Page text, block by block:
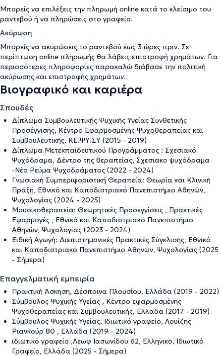
Μπορείς να επιλέξεις την πληρωμή online κατά το κλείσιμο του
ραντεβού ή να πληρώσεις στο γραφείο.
Ακύρωση
Μπορείς να ακυρώσεις το ραντεβού έως 3 ώρες πριν. Σε
περίπτωση online πληρωμής θα λάβεις επιστροφή χρημάτων. Για
περισσότερες πληροφορίες παρακαλώ διάβασε την πολιτική
ακύρωσης και επιστροφής χρημάτων.
Βιογραφικό και καριέρα
Σπουδές
Δίπλωμα Συμβουλευτικής Ψυχικής Υγείας Συνθετικής
Προσέγγισης, Κέντρο Εφαρμοσμένης Ψυχοθεραπείας και
Συμβουλευτικής, ΚΕ.ΨΥ.ΣΥ (2015 - 2019)
Δίπλωμα Μετεκπαιδευτικού Προγράμματος : Σχεσιακό
Ψυχόδραμα, Δέντρο της θεραπείας, Σχεσιακο ψυχόδραμα
-Νέο Ρεύμα Ψυχοδράματος (2022 - 2024)
Γνωσιακή Συμπεριφοριστική Θεραπεία: Θεωρία και Κλινική
Πράξη, Εθνικό και Καποδιστριακό Πανεπιστήμιο Αθηνών,
Ψυχολογίας (2024 - 2025)
Μουσικοθεραπεία: Θεωρητικές Προσεγγίσεις , Πρακτικές
Εφαρμογές , Εθνικό και Καποδιστριακό Πανεπιστήμιο
Αθηνών, Ψυχολογίας (2023 - 2024)
Ειδική Αγωγή: Διεπιστημονικές Πρακτικές Σύγκλισης, Εθνικό
και Καποδιστριακό Πανεπιστήμιο Αθηνών, Ψυχολογίας (2025
- Σήμερα)
Επαγγελματική εμπειρία
Πρακτική Άσκηση, Δέσποινα Πλουσίου, Ελλάδα (2019 - 2022)
Σύμβουλος Ψυχικής Υγείας , Κέντρο εφαρμοσμένης
Ψυχοθεραπείας και Συμβουλευτικής, Ελλαδα (2017 - 2019)
Σύμβουλος Ψυχικής Υγείας, Ιδιωτικό γραφείο, Λουίζης
Ριανκούρ 80 , Ελλάδα (2019 - 2024)
ιδιωτικό γραφείο ,Λεωφ Ιασωνίδου 62, Ελληνικο, Ιδιωτικό
Γραφείο, Ελλάδα (2025 - Σήμερα)